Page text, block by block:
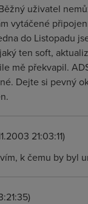
uživatel
vytáčené
do Listopadu
ten soft,
mě překvapil.
Dejte si pevný
21:03:11)
k čemu by byl